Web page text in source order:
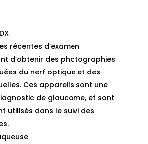
récentes d’examen
d’obtenir des photographies
du nerf optique et des
Ces appareils sont une
de glaucome, et sont
utilisés dans le suivi des